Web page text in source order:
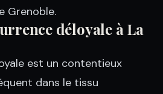
Grenoble.
déloyale à La
est un contentieux
dans le tissu